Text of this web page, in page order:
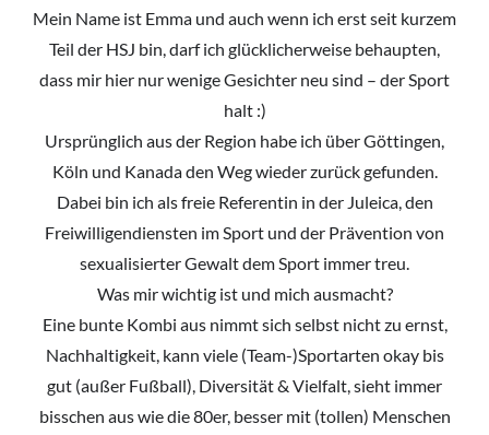
Mein Name ist Emma und auch wenn ich erst seit kurzem
Teil der HSJ bin, darf ich glücklicherweise behaupten,
dass mir hier nur wenige Gesichter neu sind – der Sport
halt :)
Ursprünglich aus der Region habe ich über Göttingen,
Köln und Kanada den Weg wieder zurück gefunden.
Dabei bin ich als freie Referentin in der Juleica, den
Freiwilligendiensten im Sport und der Prävention von
sexualisierter Gewalt dem Sport immer treu.
Was mir wichtig ist und mich ausmacht?
Eine bunte Kombi aus nimmt sich selbst nicht zu ernst,
Nachhaltigkeit, kann viele (Team-)Sportarten okay bis
gut (außer Fußball), Diversität & Vielfalt, sieht immer
bisschen aus wie die 80er, besser mit (tollen) Menschen